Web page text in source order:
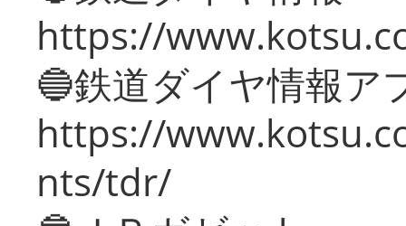
https://
🔵鉄道ダイヤ情報ア
https://
nts/tdr/